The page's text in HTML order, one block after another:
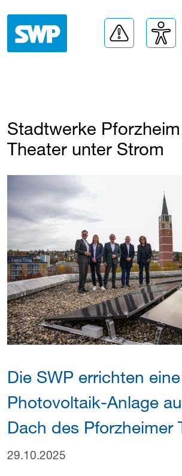
Stadtwerke
Theater unter Strom
Die ​ SWP ​ errichten eine
Photovoltaik-Anlage
Dach des Pforzheimer
29.10.2025